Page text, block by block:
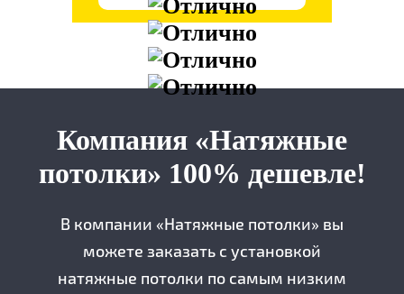
Компания «Натяжные
потолки» 100% дешевле!
В компании «Натяжные потолки» вы
можете заказать с установкой
натяжные потолки по самым низким